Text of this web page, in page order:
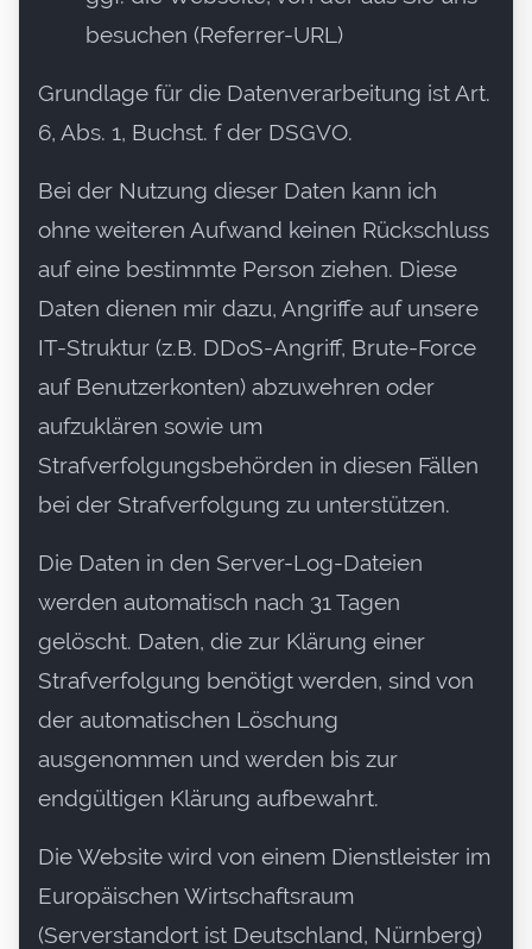
besuchen (Referrer-URL)
Grundlage für die Datenverarbeitung ist Art.
6, Abs. 1, Buchst. f der DSGVO.
Bei der Nutzung dieser Daten kann ich
ohne weiteren Aufwand keinen Rückschluss
auf eine bestimmte Person ziehen. Diese
Daten dienen mir dazu, Angriffe auf unsere
IT-Struktur (z.B. DDoS-Angriff, Brute-Force
auf Benutzerkonten) abzuwehren oder
aufzuklären sowie um
Strafverfolgungsbehörden in diesen Fällen
bei der Strafverfolgung zu unterstützen.
Die Daten in den Server-Log-Dateien
werden automatisch nach 31 Tagen
gelöscht. Daten, die zur Klärung einer
Strafverfolgung benötigt werden, sind von
der automatischen Löschung
ausgenommen und werden bis zur
endgültigen Klärung aufbewahrt.
Die Website wird von einem Dienstleister im
Europäischen Wirtschaftsraum
(Serverstandort ist Deutschland, Nürnberg)